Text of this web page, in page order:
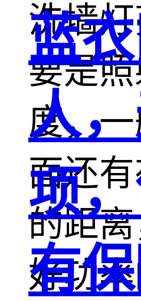
洗墙
要是
度，
面还
的距
好功
蓝
人
项
有